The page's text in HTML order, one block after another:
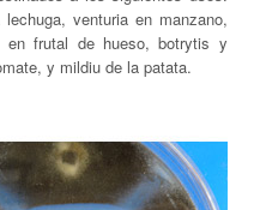
venturia en manzano,
frutal de hueso, botrytis y
y mildiu de la patata.